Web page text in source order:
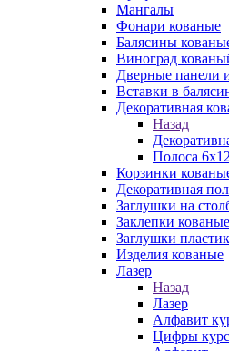
Мангалы
Фонари кованые
Балясины
Виноград
Дверные панели
Вставки в
Декоративная
Назад
Полоса 6х12
Корзинки
Декоративная
Заглушки на
Заклепки кованые
Заглушки
Изделия кованые
Лазер
Назад
Лазер
Алфавит
Цифры